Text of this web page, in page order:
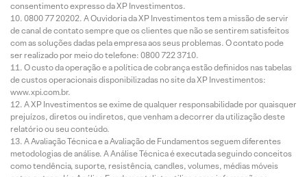
consentimento expresso da XP Investimentos.
0800 77 20202. A Ouvidoria da XP Investimentos tem a missão de servir
de canal de contato sempre que os clientes que não se sentirem satisfeitos
com as soluções dadas pela empresa aos seus problemas. O contato pode
ser realizado por meio do telefone: 0800 722 3710.
O custo da operação e a política de cobrança estão definidos nas tabelas
de custos operacionais disponibilizadas no site da XP Investimentos:
www.xpi.com.br.
A XP Investimentos se exime de qualquer responsabilidade por quaisquer
prejuízos, diretos ou indiretos, que venham a decorrer da utilização deste
relatório ou seu conteúdo.
A Avaliação Técnica e a Avaliação de Fundamentos seguem diferentes
metodologias de análise. A Análise Técnica é executada seguindo conceitos
como tendência, suporte, resistência, candles, volumes, médias móveis